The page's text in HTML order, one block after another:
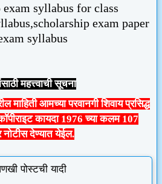
syllabus for class
,scholarship exam paper
syllabus
महत्त्वाची सूचना
माहिती आमच्या परवानगी शिवाय प्रसिद्ध
कायदा 1976 च्या कलम 107
नोटीस देण्यात येईल.
पोस्टची यादी